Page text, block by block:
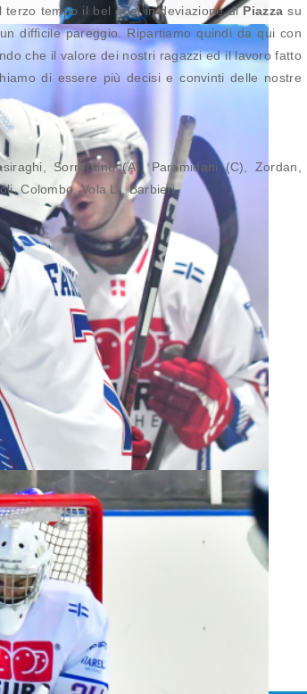
terzo tempo il bel goal in deviazione diPiazza su
difficile pareggio. Ripartiamo quindi da qui con
che il valore dei nostri ragazzi ed il lavoro fatto
di essere più decisi e convinti delle nostre
Sorrentino (A), Paramidani (C), Zordan,
Colombo, Vola L., Barbieri.